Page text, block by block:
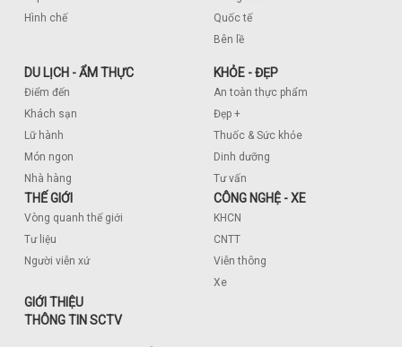
Hình chế
Quốc tế
Bên lề
DU LỊCH - ẨM THỰC
Điểm đến
Khách sạn
Lữ hành
Món ngon
Nhà hàng
KHỎE - ĐẸP
An toàn thực phẩm
Đẹp +
Thuốc & Sức khỏe
Dinh dưỡng
Tư vấn
THẾ GIỚI
Vòng quanh thế giới
Tư liệu
Người viễn xứ
CÔNG NGHỆ - XE
KHCN
CNTT
Viễn thông
Xe
GIỚI THIỆU
THÔNG TIN SCTV